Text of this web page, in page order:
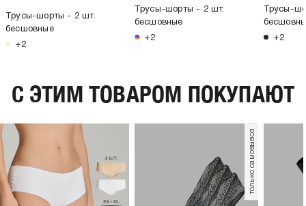
Трусы-шорты - 2 шт.
бесшовные
+2
Трусы-шорты - 2 шт.
бесшовные
+2
Трусы-
+2
C ЭТИМ ТОВАРОМ ПОКУПАЮТ
только самовывоз